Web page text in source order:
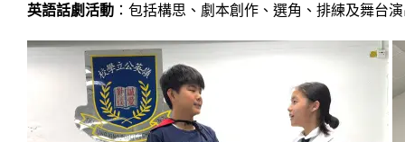
英語話劇活動 ：包括構思、劇本創作、選角、排練及舞台